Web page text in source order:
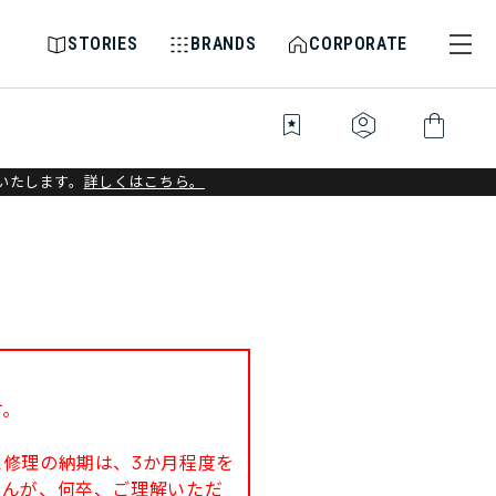
STORIES BRANDS CORPORATE
bookmark_star identity_platform shopping_bag
します。 詳しくはこちら。
理の納期は、3か月程度を
が、何卒、ご理解いただ